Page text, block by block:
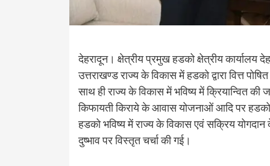
देहरादून। क्षेत्रीय प्रमुख हडको क्षेत्रीय कार्यालय
उत्तराखण्ड राज्य के विकास में हडको द्वारा वित्त
साथ ही राज्य के विकास में भविष्य में क्रियान्वित
किफायती किराये के आवास योजनाओं आदि पर
हडको भविष्य में राज्य के विकास एवं सक्रिय योगदान
दुष्भाव पर विस्तृत चर्चा की गई।